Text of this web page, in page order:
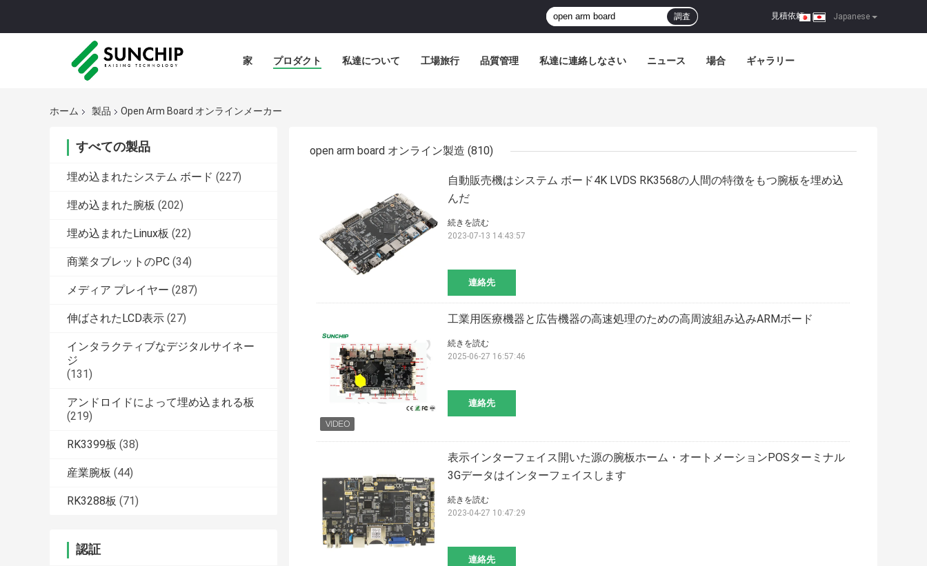
Japanese
見積依頼 |
調査
家 プロダクト 私達について 工場旅行 品質管理 私達に連絡しなさい ニュース 場合 ギャラリー
ホーム 製品 Open Arm Board オンラインメーカー
すべての製品
埋め込まれたシステム ボード (227)
埋め込まれた腕板 (202)
埋め込まれたLinux板 (22)
商業タブレットのPC (34)
メディア プレイヤー (287)
伸ばされたLCD表示 (27)
インタラクティブなデジタルサイネー
ジ
(131)
アンドロイドによって埋め込まれる板
(219)
RK3399板 (38)
産業腕板 (44)
RK3288板 (71)
認証
open arm board オンライン製造 (810)
自動販売機はシステム ボード4K LVDS RK3568の人間の特徴をもつ腕板を埋め込
んだ
連絡先
続きを読む
2023-07-13 14:43:57
工業用医療機器と広告機器の高速処理のための高周波組み込みARMボード
連絡先
続きを読む
2025-06-27 16:57:46
表示インターフェイス開いた源の腕板ホーム・オートメーションPOSターミナル
3Gデータはインターフェイスします
連絡先
続きを読む
2023-04-27 10:47:29